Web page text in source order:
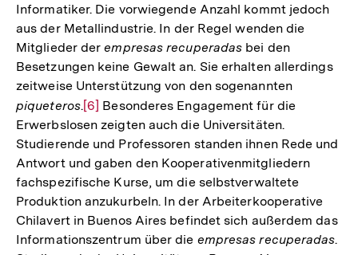
Informatiker. Die vorwiegende Anzahl kommt jedoch
aus der Metallindustrie. In der Regel wenden die
Mitglieder derempresas recuperadas bei den
Besetzungen keine Gewalt an. Sie erhalten allerdings
zeitweise Unterstützung von den sogenannten
piqueteros.Zur
Auflösung
der
Fußnote
[6] Besonderes Engagement für die
Erwerbslosen zeigten auch die Universitäten.
Studierende und Professoren standen ihnen Rede und
Antwort und gaben den Kooperativenmitgliedern
fachspezifische Kurse, um die selbstverwaltete
Produktion anzukurbeln. In der Arbeiterkooperative
Chilavert in Buenos Aires befindet sich außerdem das
Informationszentrum über die empresas recuperadas.